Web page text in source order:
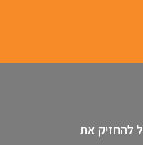
להחזיק את